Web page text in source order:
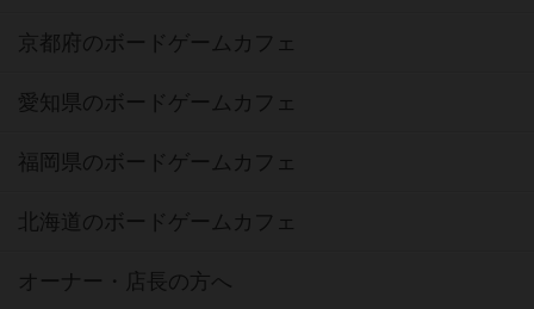
京都府のボードゲームカフェ
愛知県のボードゲームカフェ
福岡県のボードゲームカフェ
北海道のボードゲームカフェ
オーナー・店長の方へ